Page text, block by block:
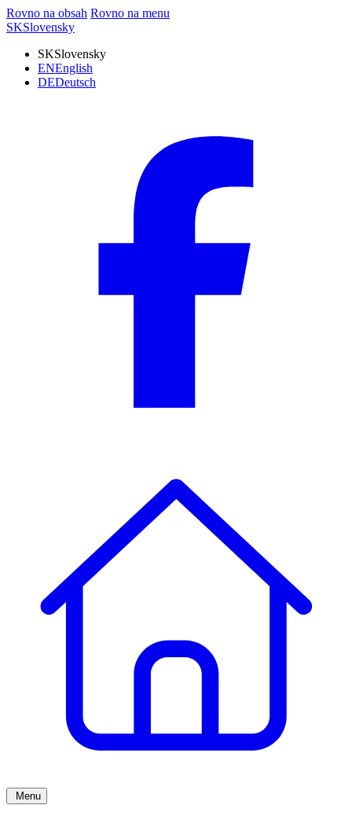
Rovno na obsah Rovno na menu
SKSlovensky
SKSlovensky
ENEnglish
DEDeutsch
Menu